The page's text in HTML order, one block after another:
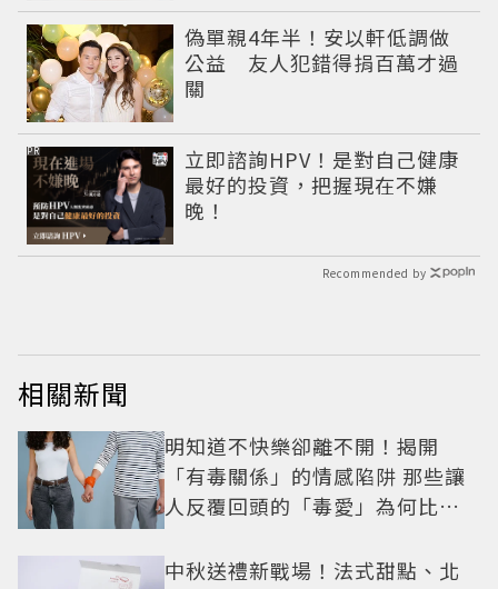
偽單親4年半！安以軒低調做
公益 友人犯錯得捐百萬才過
關
立即諮詢HPV！是對自己健康
最好的投資，把握現在不嫌
晚！
PR
Recommended by
相關新聞
明知道不快樂卻離不開！揭開
「有毒關係」的情感陷阱 那些讓
人反覆回頭的「毒愛」為何比菸
中秋送禮新戰場！法式甜點、北